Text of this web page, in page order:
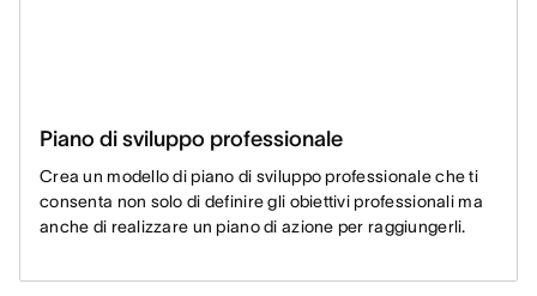
Piano di sviluppo professionale
Crea un modello di piano di sviluppo professionale che ti
consenta non solo di definire gli obiettivi professionali ma
anche di realizzare un piano di azione per raggiungerli.